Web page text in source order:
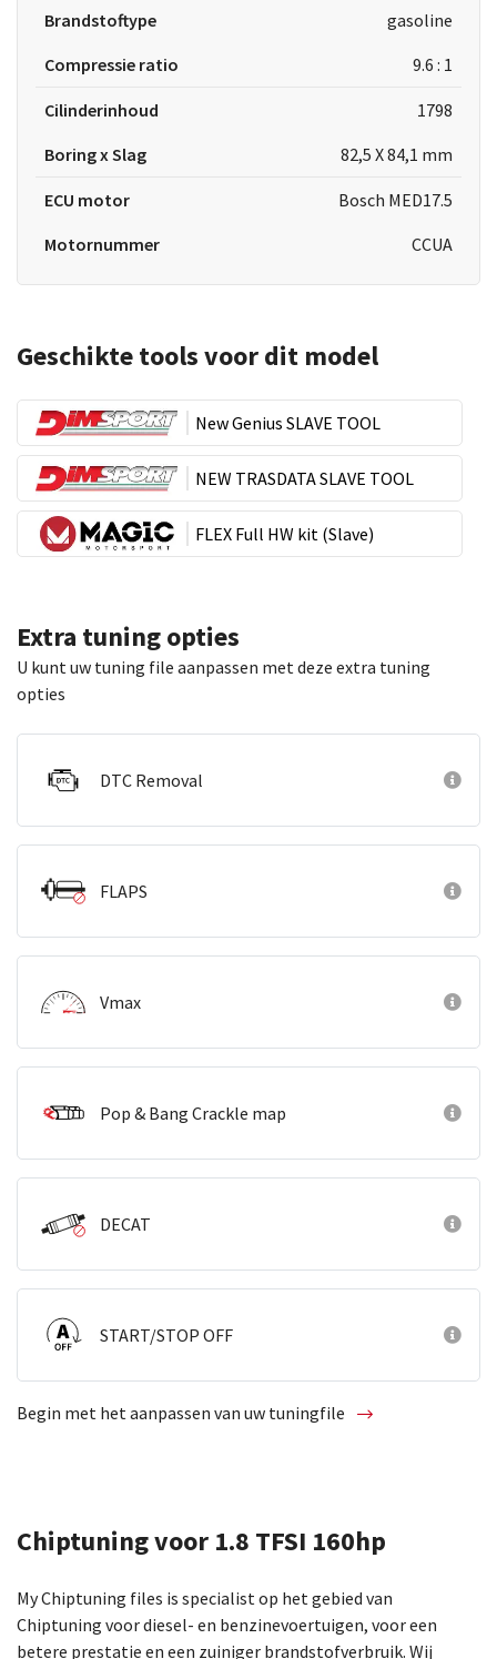
Brandstoftype
gasoline
Compressie ratio
9.6 : 1
Cilinderinhoud
1798
Boring x Slag
82,5 X 84,1 mm
ECU motor
Bosch MED17.5
Motornummer
CCUA
Geschikte tools voor dit model
New Genius SLAVE TOOL
NEW TRASDATA SLAVE TOOL
FLEX Full HW kit (Slave)
Extra tuning opties
U kunt uw tuning file aanpassen met deze extra tuning
opties
DTC Removal
FLAPS
Vmax
Pop & Bang Crackle map
DECAT
START/STOP OFF
Begin met het aanpassen van uw tuningfile
Chiptuning voor 1.8 TFSI 160hp
My Chiptuning files is specialist op het gebied van
Chiptuning voor diesel- en benzinevoertuigen, voor een
betere prestatie en een zuiniger brandstofverbruik. Wij